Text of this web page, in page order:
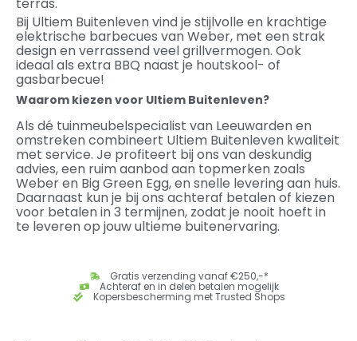
terras.
Bij Ultiem Buitenleven vind je stijlvolle en krachtige
elektrische barbecues van Weber, met een strak
design en verrassend veel grillvermogen. Ook
ideaal als extra BBQ naast je houtskool- of
gasbarbecue!
Waarom kiezen voor Ultiem Buitenleven?
Als dé tuinmeubelspecialist van Leeuwarden en
omstreken combineert Ultiem Buitenleven kwaliteit
met service. Je profiteert bij ons van deskundig
advies, een ruim aanbod aan topmerken zoals
Weber en Big Green Egg, en snelle levering aan huis.
Daarnaast kun je bij ons achteraf betalen of kiezen
voor betalen in 3 termijnen, zodat je nooit hoeft in
te leveren op jouw ultieme buitenervaring.
Gratis verzending vanaf €250,-*
Achteraf en in delen betalen mogelijk
Kopersbescherming met Trusted Shops